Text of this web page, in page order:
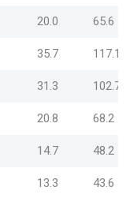
20.0 65.6
35.7 117.1
31.3 102.7
20.8 68.2
14.7 48.2
13.3 43.6